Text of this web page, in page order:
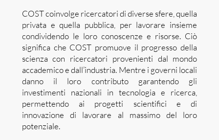
COST coinvolge ricercatori di diverse sfere, quella
privata e quella pubblica, per lavorare insieme
condividendo le loro conoscenze e risorse. Ciò
significa che COST promuove il progresso della
scienza con ricercatori provenienti dal mondo
accademico e dall’industria. Mentre i governi locali
danno il loro contributo garantendo gli
investimenti nazionali in tecnologia e ricerca,
permettendo ai progetti scientifici e di
innovazione di lavorare al massimo del loro
potenziale.